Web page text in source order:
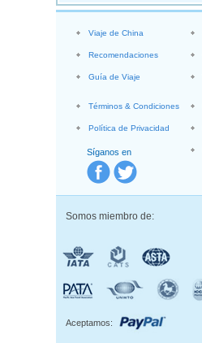
Síganos en
Viaje de China
Recomendaciones
Guía de Viaje
Términos & Condiciones
Política de Privacidad
Somos miembro de:
Aceptamos: